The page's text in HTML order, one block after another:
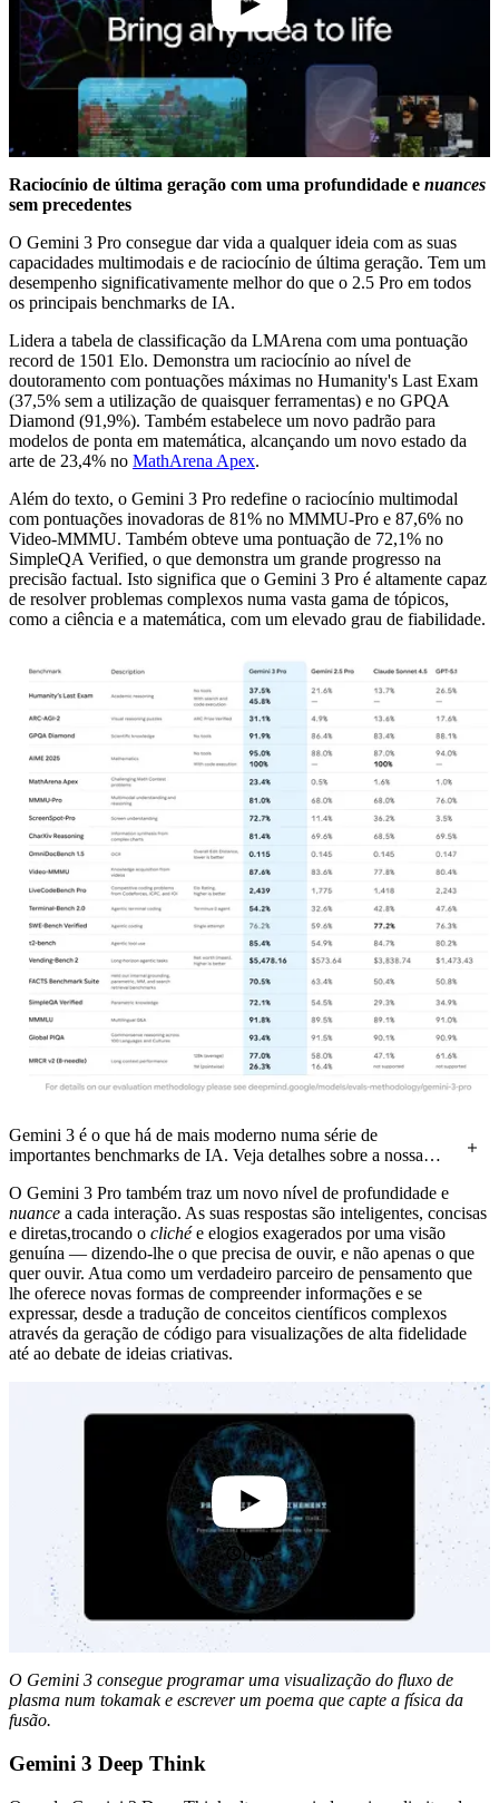
1:57
Raciocínio de última geração com uma profundidade e nuances
sem precedentes
O Gemini 3 Pro consegue dar vida a qualquer ideia com as suas
capacidades multimodais e de raciocínio de última geração. Tem um
desempenho significativamente melhor do que o 2.5 Pro em todos
os principais benchmarks de IA.
Lidera a tabela de classificação da LMArena com uma pontuação
record de 1501 Elo. Demonstra um raciocínio ao nível de
doutoramento com pontuações máximas no Humanity's Last Exam
(37,5% sem a utilização de quaisquer ferramentas) e no GPQA
Diamond (91,9%). Também estabelece um novo padrão para
modelos de ponta em matemática, alcançando um novo estado da
arte de 23,4% no MathArena Apex.
Além do texto, o Gemini 3 Pro redefine o raciocínio multimodal
com pontuações inovadoras de 81% no MMMU-Pro e 87,6% no
Video-MMMU. Também obteve uma pontuação de 72,1% no
SimpleQA Verified, o que demonstra um grande progresso na
precisão factual. Isto significa que o Gemini 3 Pro é altamente capaz
de resolver problemas complexos numa vasta gama de tópicos,
como a ciência e a matemática, com um elevado grau de fiabilidade.
Gemini 3 é o que há de mais moderno numa série de
importantes benchmarks de IA. Veja detalhes sobre a nossa
O Gemini 3 Pro também traz um novo nível de profundidade e
nuance a cada interação. As suas respostas são inteligentes, concisas
e diretas,trocando o clichée elogios exagerados por uma visão
genuína — dizendo-lhe o que precisa de ouvir, e não apenas o que
quer ouvir. Atua como um verdadeiro parceiro de pensamento que
lhe oferece novas formas de compreender informações e se
expressar, desde a tradução de conceitos científicos complexos
através da geração de código para visualizações de alta fidelidade
até ao debate de ideias criativas.
0:55
O Gemini 3 consegue programar uma visualização do fluxo de
plasma num tokamak e escrever um poema que capte a física da
fusão.
Gemini 3 Deep Think